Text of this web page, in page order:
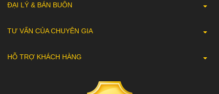
ĐẠI LÝ & BÁN BUÔN
TƯ VẤN CỦA CHUYÊN GIA
HỖ TRỢ KHÁCH HÀNG